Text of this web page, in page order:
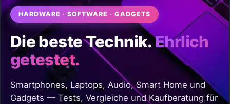
HARDWARE · SOFTWARE · GADGETS
Die beste Technik.Ehrlich
getestet.
Smartphones, Laptops, Audio, Smart Home und
Gadgets — Tests, Vergleiche und Kaufberatung für